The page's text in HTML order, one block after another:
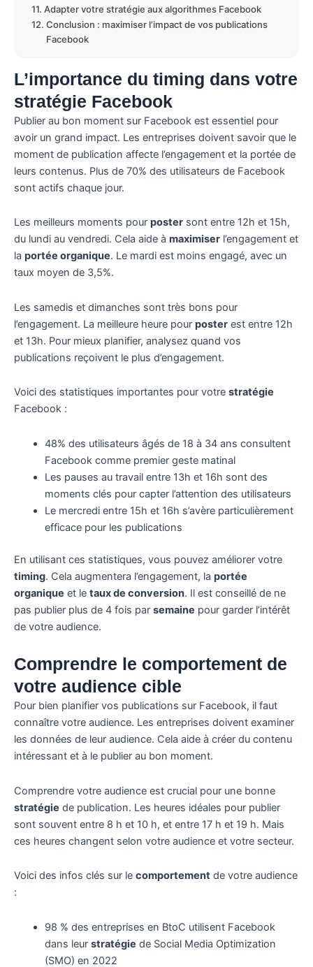
Adapter votre stratégie aux algorithmes Facebook
Conclusion : maximiser l’impact de vos publications
Facebook
L’importance du timing dans votre
stratégie Facebook
Publier au bon moment sur Facebook est essentiel pour
avoir un grand impact. Les entreprises doivent savoir que le
moment de publication affecte l’engagement et la portée de
leurs contenus. Plus de 70% des utilisateurs de Facebook
sont actifs chaque jour.
Les meilleurs moments pour poster sont entre 12h et 15h,
du lundi au vendredi. Cela aide à maximiser l’engagement et
la portée organique. Le mardi est moins engagé, avec un
taux moyen de 3,5%.
Les samedis et dimanches sont très bons pour
l’engagement. La meilleure heure pour poster est entre 12h
et 13h. Pour mieux planifier, analysez quand vos
publications reçoivent le plus d’engagement.
Voici des statistiques importantes pour votre stratégie
Facebook :
48% des utilisateurs âgés de 18 à 34 ans consultent
Facebook comme premier geste matinal
Les pauses au travail entre 13h et 16h sont des
moments clés pour capter l’attention des utilisateurs
Le mercredi entre 15h et 16h s’avère particulièrement
efficace pour les publications
En utilisant ces statistiques, vous pouvez améliorer votre
timing. Cela augmentera l’engagement, la portée
organique et le taux de conversion. Il est conseillé de ne
pas publier plus de 4 fois par semaine pour garder l’intérêt
de votre audience.
Comprendre le comportement de
votre audience cible
Pour bien planifier vos publications sur Facebook, il faut
connaître votre audience. Les entreprises doivent examiner
les données de leur audience. Cela aide à créer du contenu
intéressant et à le publier au bon moment.
Comprendre votre audience est crucial pour une bonne
stratégie de publication. Les heures idéales pour publier
sont souvent entre 8 h et 10 h, et entre 17 h et 19 h. Mais
ces heures changent selon votre audience et votre secteur.
Voici des infos clés sur le comportement de votre audience
:
98 % des entreprises en BtoC utilisent Facebook
dans leur stratégie de Social Media Optimization
(SMO) en 2022